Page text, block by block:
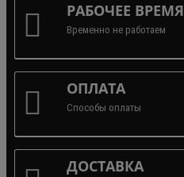
РАБОЧЕЕ ВРЕМЯ
Временно не работаем
ОПЛАТА
Способы оплаты
ДОСТАВКА